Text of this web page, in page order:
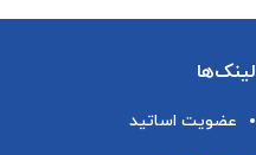
لینک‌ها
عضویت اساتید